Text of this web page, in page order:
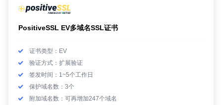
PositiveSSL EV多域名SSL证书
证书类型：EV
验证方式：扩展验证
签发时间：1~5个工作日
保护域名数：3个
附加域名数：可再增加247个域名